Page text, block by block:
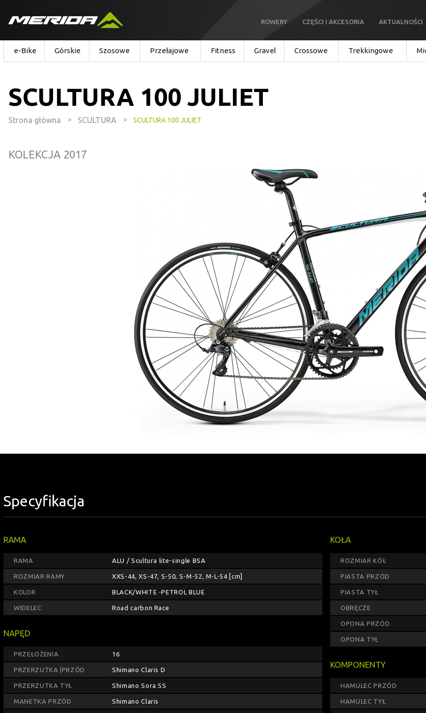
ROWERY CZĘŚCI I AKCESORIA AKTUALNOŚCI
e-Bike Górskie Szosowe Przełajowe Fitness Gravel Crossowe Trekkingowe
SCULTURA 100 JULIET
Strona główna > SCULTURA > SCULTURA 100 JULIET
KOLEKCJA 2017
Specyfikacja
RAMA
RAMA ALU / Scultura lite-single BSA
ROZMIAR RAMY XXS-44, XS-47, S-50, S-M-52, M-L-54 [cm]
KOLOR BLACK/WHITE -PETROL BLUE
WIDELEC Road carbon Race
NAPĘD
PRZEŁOŻENIA 16
PRZERZUTKA |PRZÓD Shimano Claris D
PRZERZUTKA TYŁ Shimano Sora SS
MANETKA PRZÓD Shimano Claris
KOŁA
ROZMIAR KÓŁ
PIASTA PRZÓD
PIASTA TYŁ
OBRĘCZE
OPONA PRZÓD
OPONA TYŁ
KOMPONENTY
HAMULEC PRZÓD
HAMULEC TYŁ